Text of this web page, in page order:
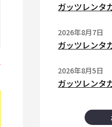
ガッツレンタ
2026年8月7日
ガッツレンタ
2026年8月5日
ガッツレンタ